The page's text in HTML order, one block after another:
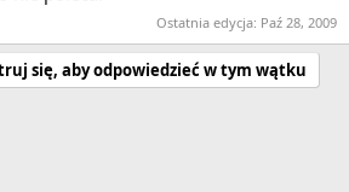
Ostatnia edycja: Paź 28, 2009
się, aby odpowiedzieć w tym wątku